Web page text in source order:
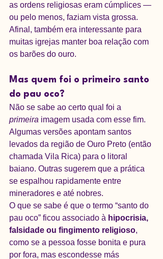
as ordens religiosas eram cúmplices —
ou pelo menos, faziam vista grossa.
Afinal, também era interessante para
muitas igrejas manter boa relação com
os barões do ouro.
Mas quem foi o primeiro santo
do pau oco?
Não se sabe ao certo qual foi a
primeira imagem usada com esse fim.
Algumas versões apontam santos
levados da região de Ouro Preto (então
chamada Vila Rica) para o litoral
baiano. Outras sugerem que a prática
se espalhou rapidamente entre
mineradores e até nobres.
O que se sabe é que o termo “santo do
pau oco” ficou associado à hipocrisia,
falsidade ou fingimento religioso,
como se a pessoa fosse bonita e pura
por fora, mas escondesse más